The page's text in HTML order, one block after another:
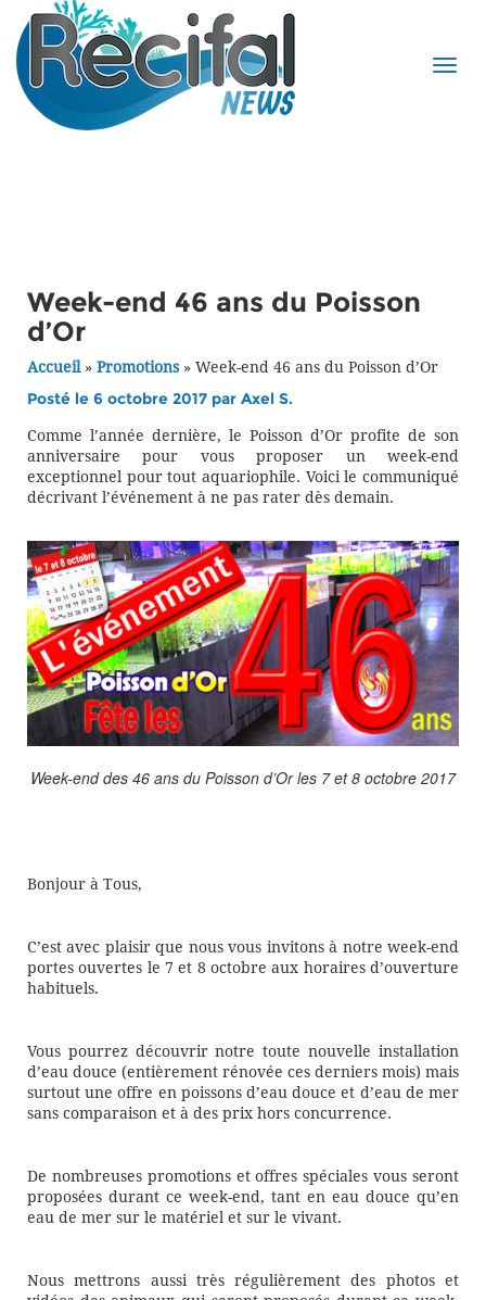
Week-end 46 ans du Poisson
d’Or
Accueil» Promotions» Week-end 46 ans du Poisson d’Or
Posté le 6 octobre 2017 par Axel S.
Comme l’année dernière, le Poisson d’Or profite de son
anniversaire pour vous proposer un week-end
exceptionnel pour tout aquariophile. Voici le communiqué
décrivant l’événement à ne pas rater dès demain.
Week-end des 46 ans du Poisson d’Or les 7 et 8 octobre 2017
Bonjour à Tous,
C’est avec plaisir que nous vous invitons à notre week-end
portes ouvertes le 7 et 8 octobre aux horaires d’ouverture
habituels.
Vous pourrez découvrir notre toute nouvelle installation
d’eau douce (entièrement rénovée ces derniers mois) mais
surtout une offre en poissons d’eau douce et d’eau de mer
sans comparaison et à des prix hors concurrence.
De nombreuses promotions et offres spéciales vous seront
proposées durant ce week-end, tant en eau douce qu’en
eau de mer sur le matériel et sur le vivant.
Nous mettrons aussi très régulièrement des photos et